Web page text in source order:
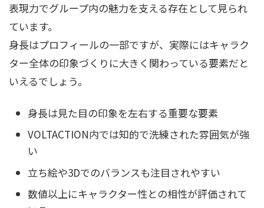
表現力でグループ内の魅力を支える存在として見られ
ています。
身長はプロフィールの一部ですが、実際にはキャラク
ター全体の印象づくりに大きく関わっている要素だと
いえるでしょう。
身長は見た目の印象を左右する重要な要素
VOLTACTION内では知的で洗練された雰囲気が強
い
立ち絵や3Dでのバランスも注目されやすい
数値以上にキャラクター性との相性が評価されて